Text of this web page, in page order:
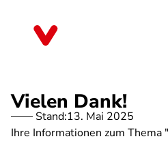
Vielen Dank!
Stand:13. Mai 2025
Ihre Informationen zum